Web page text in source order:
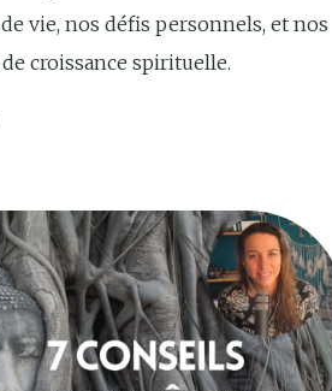
vie, nos défis personnels, et nos
croissance spirituelle.